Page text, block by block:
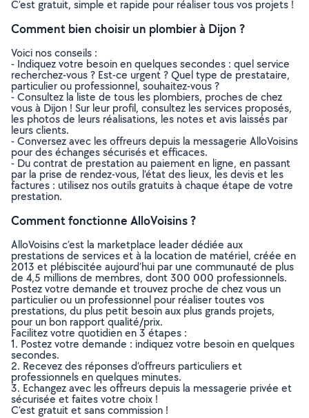
C’est gratuit, simple et rapide pour réaliser tous vos projets !
Comment bien choisir un plombier à Dijon ?
Voici nos conseils :
- Indiquez votre besoin en quelques secondes : quel service
recherchez-vous ? Est-ce urgent ? Quel type de prestataire,
particulier ou professionnel, souhaitez-vous ?
- Consultez la liste de tous les plombiers, proches de chez
vous à Dijon ! Sur leur profil, consultez les services proposés,
les photos de leurs réalisations, les notes et avis laissés par
leurs clients.
- Conversez avec les offreurs depuis la messagerie AlloVoisins
pour des échanges sécurisés et efficaces.
- Du contrat de prestation au paiement en ligne, en passant
par la prise de rendez-vous, l’état des lieux, les devis et les
factures : utilisez nos outils gratuits à chaque étape de votre
prestation.
Comment fonctionne AlloVoisins ?
AlloVoisins c’est la marketplace leader dédiée aux
prestations de services et à la location de matériel, créée en
2013 et plébiscitée aujourd’hui par une communauté de plus
de 4,5 millions de membres, dont 300 000 professionnels.
Postez votre demande et trouvez proche de chez vous un
particulier ou un professionnel pour réaliser toutes vos
prestations, du plus petit besoin aux plus grands projets,
pour un bon rapport qualité/prix.
Facilitez votre quotidien en 3 étapes :
1. Postez votre demande : indiquez votre besoin en quelques
secondes.
2. Recevez des réponses d’offreurs particuliers et
professionnels en quelques minutes.
3. Echangez avec les offreurs depuis la messagerie privée et
sécurisée et faites votre choix !
C’est gratuit et sans commission !